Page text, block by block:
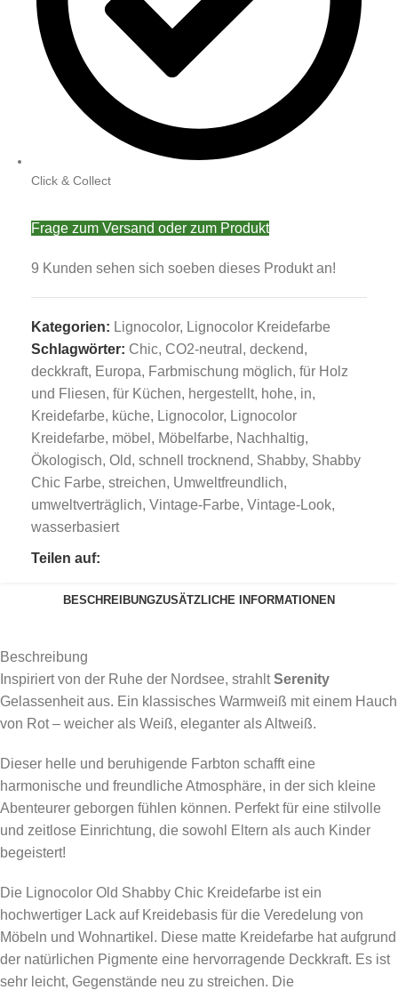
Click & Collect
Frage zum Versand oder zum Produkt
9 Kunden sehen sich soeben dieses Produkt an!
Kategorien: Lignocolor, Lignocolor Kreidefarbe
Schlagwörter: Chic, CO2-neutral , deckend,
deckkraft, Europa, Farbmischung möglich, für Holz
und Fliesen, für Küchen, hergestellt, hohe, in,
Kreidefarbe, küche, Lignocolor, Lignocolor
Kreidefarbe, möbel , Möbelfarbe, Nachhaltig,
Ökologisch, Old, schnell trocknend, Shabby, Shabby
Chic Farbe, streichen, Umweltfreundlich,
umweltverträglich, Vintage-Farbe, Vintage-Look,
wasserbasiert
Teilen auf:
BESCHREIBUNGZUSÄTZLICHE INFORMATIONEN
Beschreibung
Inspiriert von der Ruhe der Nordsee, strahltSerenity
Gelassenheit aus. Ein klassisches Warmweiß mit einem Hauch
von Rot – weicher als Weiß, eleganter als Altweiß.
Dieser helle und beruhigende Farbton schafft eine
harmonische und freundliche Atmosphäre, in der sich kleine
Abenteurer geborgen fühlen können. Perfekt für eine stilvolle
und zeitlose Einrichtung, die sowohl Eltern als auch Kinder
begeistert!
Die Lignocolor Old Shabby Chic Kreidefarbe ist ein
hochwertiger Lack auf Kreidebasis für die Veredelung von
Möbeln und Wohnartikel. Diese matte Kreidefarbe hat aufgrund
der natürlichen Pigmente eine hervorragende Deckkraft. Es ist
sehr leicht, Gegenstände neu zu streichen. Die